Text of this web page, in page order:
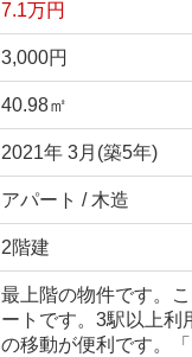
7.1万円
3,000円
40.98㎡
2021年 3月(築5年)
アパート / 木造
2階建
最上階の物件です。
ートです。3駅以上利
の移動が便利です。「